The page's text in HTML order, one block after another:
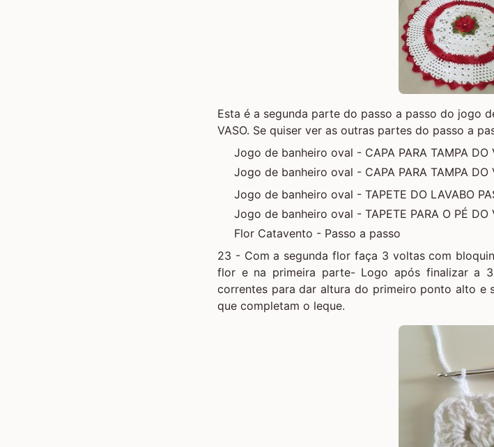
Esta é a segunda parte do passo a passo do jogo
VASO. Se quiser ver as outras partes do passo a
Jogo de banheiro oval - CAPA PARA TAMPA DO
Jogo de banheiro oval - CAPA PARA TAMPA DO
Jogo de banheiro oval - TAPETE DO LAVABO
Jogo de banheiro oval - TAPETE PARA O PÉ DO
Flor Catavento - Passo a passo
23 - Com a segunda flor faça 3 voltas com
flor e na primeira parte- Logo após finalizar a
correntes para dar altura do primeiro ponto alto
que completam o leque.